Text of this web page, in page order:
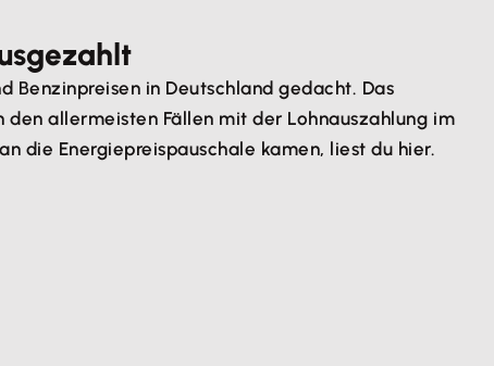
Benzinpreisen in Deutschland gedacht. Das
allermeisten Fällen mit der Lohnauszahlung im
die Energiepreispauschale kamen, liest du hier.